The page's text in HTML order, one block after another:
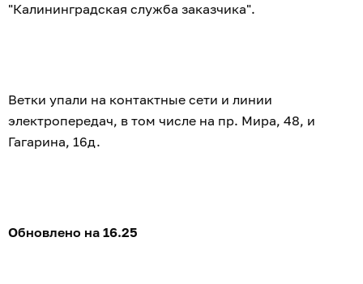
"Калининградская служба заказчика".
Ветки упали на контактные сети и линии
электропередач, в том числе на пр. Мира, 48, и
Гагарина, 16д.
Обновлено на 16.25